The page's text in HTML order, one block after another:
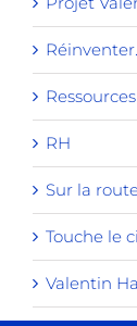
Ressources
RH
Sur la
Touche le
Valentin